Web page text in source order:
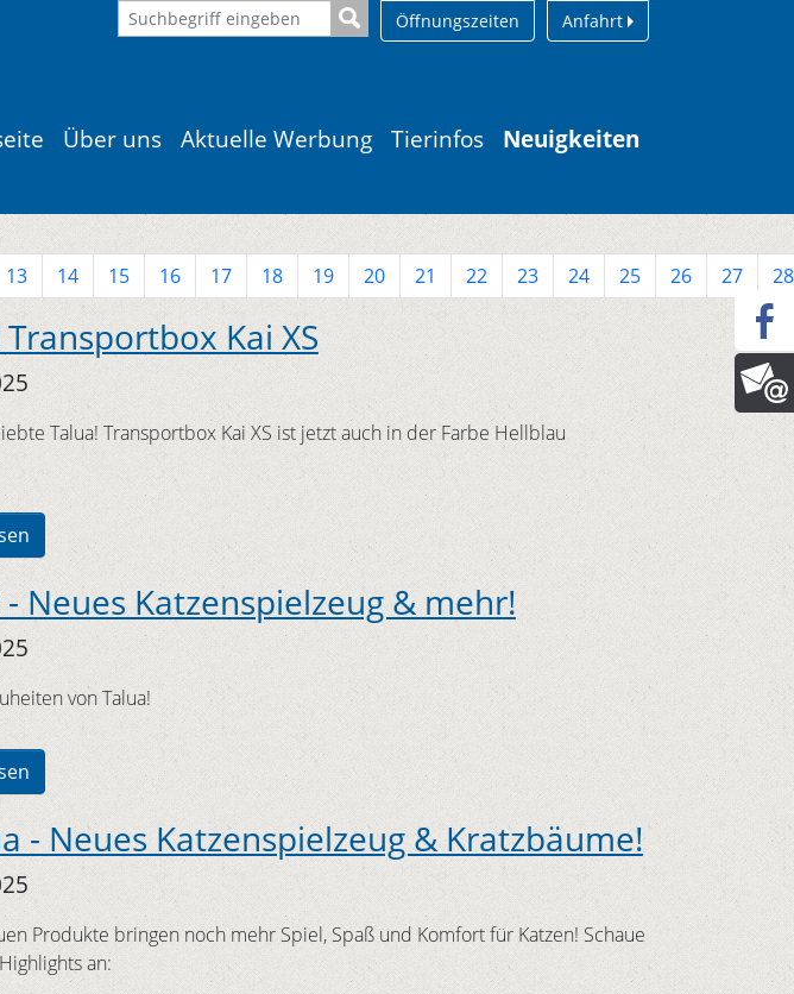
Öffnungszeiten Anfahrt
Über uns Aktuelle Werbung Tierinfos Neuigkeiten
13 14 15 16 17 18 19 20 21 22 23 24 25 26 27 28
Kai XS
Talua! Transportbox Kai XS ist jetzt auch in der Farbe Hellblau
- Neues Katzenspielzeug & mehr!
von Talua!
- Neues Katzenspielzeug & Kratzbäume!
Produkte bringen noch mehr Spiel, Spaß und Komfort für Katzen! Schaue
an: